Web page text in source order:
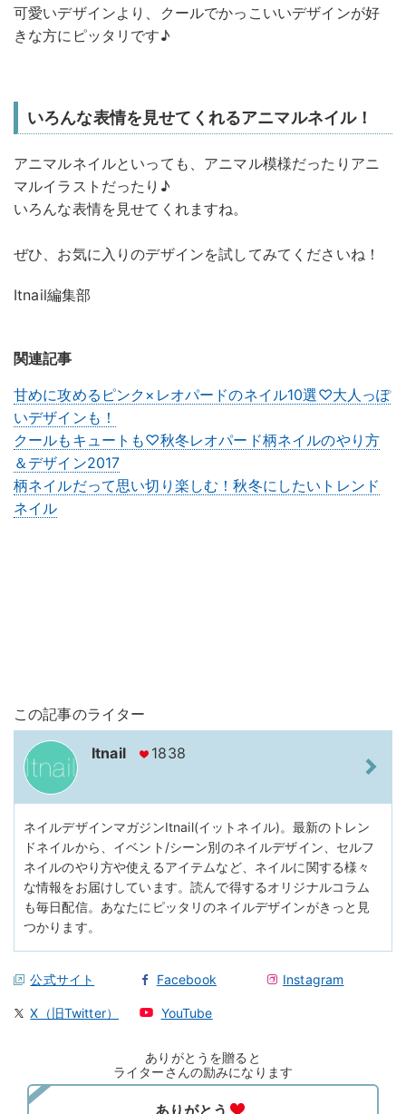
可愛いデザインより、クールでかっこいいデザインが好
きな方にピッタリです♪
いろんな表情を見せてくれるアニマルネイル！
アニマルネイルといっても、アニマル模様だったりアニ
マルイラストだったり♪
いろんな表情を見せてくれますね。
ぜひ、お気に入りのデザインを試してみてくださいね！
Itnail編集部
関連記事
甘めに攻めるピンク×レオパードのネイル10選♡大人っぽ
いデザインも！
クールもキュートも♡秋冬レオパード柄ネイルのやり方
＆デザイン2017
柄ネイルだって思い切り楽しむ！秋冬にしたいトレンド
ネイル
この記事のライター
Itnail 1838
ネイルデザインマガジンItnail(イットネイル)。最新のトレン
ドネイルから、イベント/シーン別のネイルデザイン、セルフ
ネイルのやり方や使えるアイテムなど、ネイルに関する様々
な情報をお届けしています。読んで得するオリジナルコラム
も毎日配信。あなたにピッタリのネイルデザインがきっと見
つかります。
公式サイト Facebook Instagram
X（旧Twitter） YouTube
ありがとうを贈ると
ライターさんの励みになります